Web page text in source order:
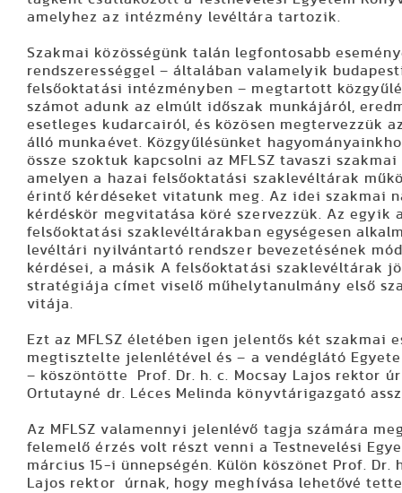
amelyhez az intézmény levéltára tartozik.
Szakmai közösségünk talán legfontosabb
rendszerességgel – általában valamelyik
felsőoktatási intézményben – megtartott
számot adunk az elmúlt időszak munkájáról,
esetleges kudarcairól, és közösen megtervezzük
álló munkaévet. Közgyűlésünket
össze szoktuk kapcsolni az MFLSZ tavaszi
amelyen a hazai felsőoktatási szaklevéltárak
érintő kérdéseket vitatunk meg. Az idei szakmai
kérdéskör megvitatása köré szervezzük. Az egyik
felsőoktatási szaklevéltárakban egységesen
levéltári nyilvántartó rendszer bevezetésének
kérdései, a másik A felsőoktatási szaklevéltárak
stratégiája címet viselő műhelytanulmány első
vitája.
Ezt az MFLSZ életében igen jelentős két szakmai
megtisztelte jelenlétével és – a vendéglátó
– köszöntötte Prof. Dr. h. c. Mocsay Lajos rektor
Ortutayné dr. Léces Melinda könyvtárigazgató
Az MFLSZ valamennyi jelenlévő tagja számára
felemelő érzés volt részt venni a Testnevelési
március 15-i ünnepségén. Külön köszönet Prof. Dr.
Lajos rektor úrnak, hogy meghívása lehetővé tette